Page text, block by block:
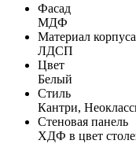
Фасад
МДФ
Материал корпуса
ЛДСП
Цвет
Белый
Стиль
Кантри,
Стеновая панель
ХДФ в цвет